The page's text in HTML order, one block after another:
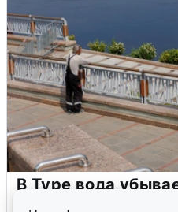
В Туре вода